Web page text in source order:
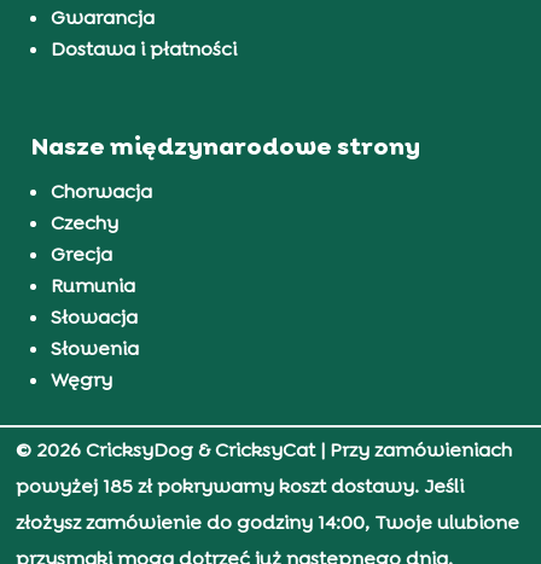
Gwarancja
Dostawa i płatności
Nasze międzynarodowe strony
Chorwacja
Czechy
Grecja
Rumunia
Słowacja
Słowenia
Węgry
© 2026 CricksyDog & CricksyCat| Przy zamówieniach
powyżej 185 zł pokrywamy koszt dostawy. Jeśli
złożysz zamówienie do godziny 14:00, Twoje ulubione
przysmaki mogą dotrzeć już następnego dnia.